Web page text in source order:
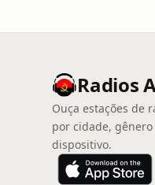
Radios
Ouça estações de
por cidade,
dispositivo.